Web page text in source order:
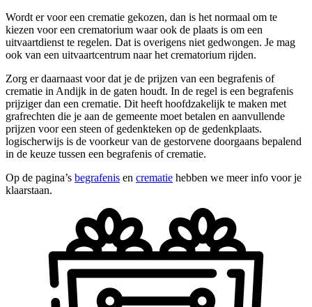
Wordt er voor een crematie gekozen, dan is het normaal om te
kiezen voor een crematorium waar ook de plaats is om een
uitvaartdienst te regelen. Dat is overigens niet gedwongen. Je mag
ook van een uitvaartcentrum naar het crematorium rijden.
Zorg er daarnaast voor dat je de prijzen van een begrafenis of
crematie in Andijk in de gaten houdt. In de regel is een begrafenis
prijziger dan een crematie. Dit heeft hoofdzakelijk te maken met
grafrechten die je aan de gemeente moet betalen en aanvullende
prijzen voor een steen of gedenkteken op de gedenkplaats.
logischerwijs is de voorkeur van de gestorvene doorgaans bepalend
in de keuze tussen een begrafenis of crematie.
Op de pagina’s begrafenis en crematie hebben we meer info voor je
klaarstaan.